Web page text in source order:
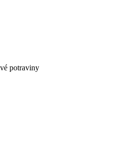
potraviny